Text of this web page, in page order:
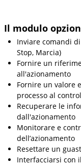
Il modulo
Inviare comandi
Stop, Marcia)
Fornire un
all'azionamento
Fornire un valore
processo al
Recuperare le
dall'azionamento
Monitorare e
dell’azionamento
Resettare un
Interfacciarsi con